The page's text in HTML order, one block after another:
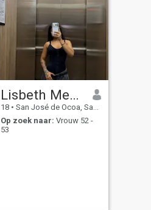
Lisbeth Meran.Garcias
18 • San José de Ocoa, San José de Ocoa, Dominicaanse Rep.
Op zoek naar: Vrouw 52 -
53